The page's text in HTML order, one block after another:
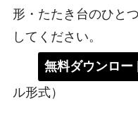
形・たたき台のひと
してください。
無料ダウンロー
ル形式）